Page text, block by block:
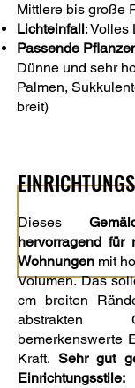
Dieses
hervorragend für
Wohnungen mit
Volumen. Das
cm breiten
abstrakten
bemerkenswerte
Kraft. Sehr gut
Einrichtungsstile:
Mittlere bis große
Lichteinfall: Volles
Passende
Dünne und sehr
Palmen,
breit)